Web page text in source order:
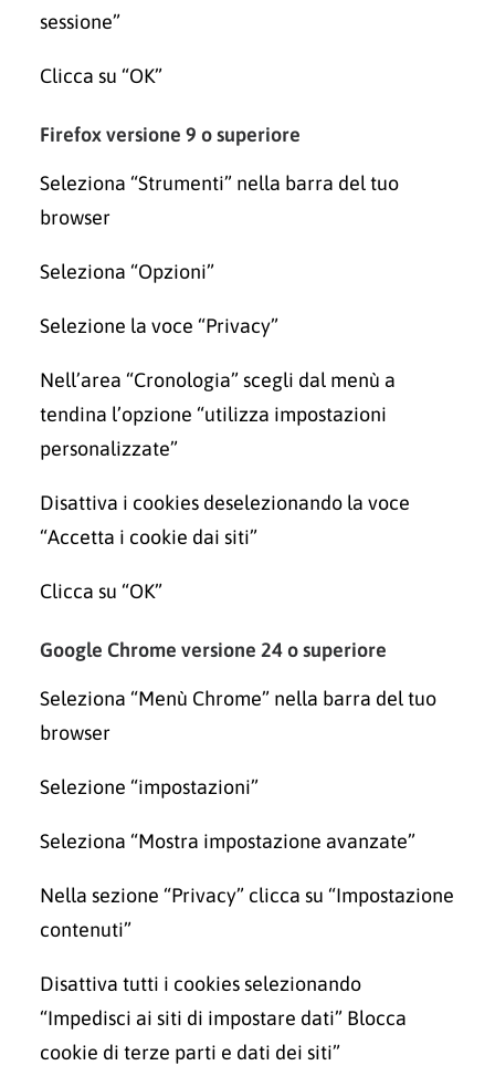
sessione”
Clicca su “OK”
Firefox versione 9 o superiore
Seleziona “Strumenti” nella barra del tuo
browser
Seleziona “Opzioni”
Selezione la voce “Privacy”
Nell’area “Cronologia” scegli dal menù a
tendina l’opzione “utilizza impostazioni
personalizzate”
Disattiva i cookies deselezionando la voce
“Accetta i cookie dai siti”
Clicca su “OK”
Google Chrome versione 24 o superiore
Seleziona “Menù Chrome” nella barra del tuo
browser
Selezione “impostazioni”
Seleziona “Mostra impostazione avanzate”
Nella sezione “Privacy” clicca su “Impostazione
contenuti”
Disattiva tutti i cookies selezionando
“Impedisci ai siti di impostare dati” Blocca
cookie di terze parti e dati dei siti”